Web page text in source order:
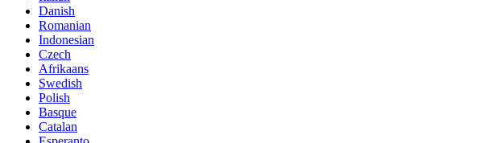
Danish
Romanian
Indonesian
Czech
Afrikaans
Swedish
Polish
Basque
Catalan